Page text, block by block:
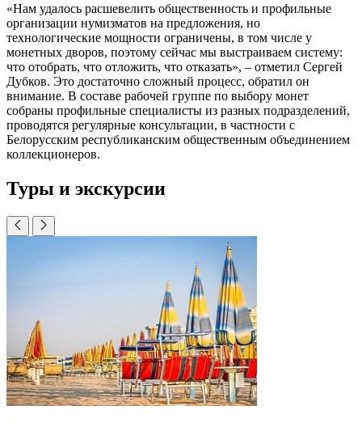
«Нам удалось расшевелить общественность и профильные
организации нумизматов на предложения, но
технологические мощности ограничены, в том числе у
монетных дворов, поэтому сейчас мы выстраиваем систему:
что отобрать, что отложить, что отказать», – отметил Сергей
Дубков. Это достаточно сложный процесс, обратил он
внимание. В составе рабочей группе по выбору монет
собраны профильные специалисты из разных подразделений,
проводятся регулярные консультации, в частности с
Белорусским республиканским общественным объединением
коллекционеров.
Туры и экскурсии